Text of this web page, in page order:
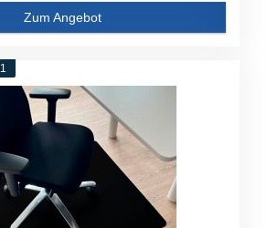
Zum Angebot